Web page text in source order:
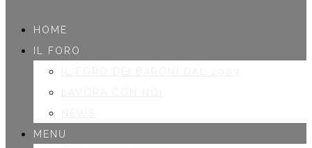
HOME
IL FORO
MENU